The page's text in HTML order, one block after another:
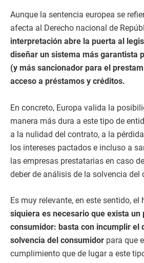
Aunque la sentencia europea se
afecta al Derecho nacional de
interpretación abre la puerta al
diseñar un sistema más garantista
(y más sancionador para el
acceso a préstamos y créditos.
En concreto, Europa valida la
manera más dura a este tipo de
a la nulidad del contrato, a la
los intereses pactados e incluso a
las empresas prestatarias en caso
deber de análisis de la solvencia del
Es muy relevante, en este sentido, el
siquiera es necesario que exista un
consumidor: basta con incumplir el
solvencia del consumidor para que
cumplimiento que de lugar a este